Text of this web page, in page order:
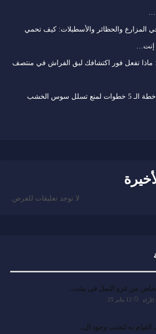
المزارع والحظائر والأسطبلات: كيف تحمي
إنت…
ماذا تفعل فور اكتشافك لبق الفراش في منتصف
درع الحماية المنزلي: خطة الـ 5 خطوات لمنع تسلل سوس الخشب
لا توجد تعليقات للعرض.
من غزو النمل في بيئت…
12 يناير 25 الآراء
به لتجنب وجود ال…